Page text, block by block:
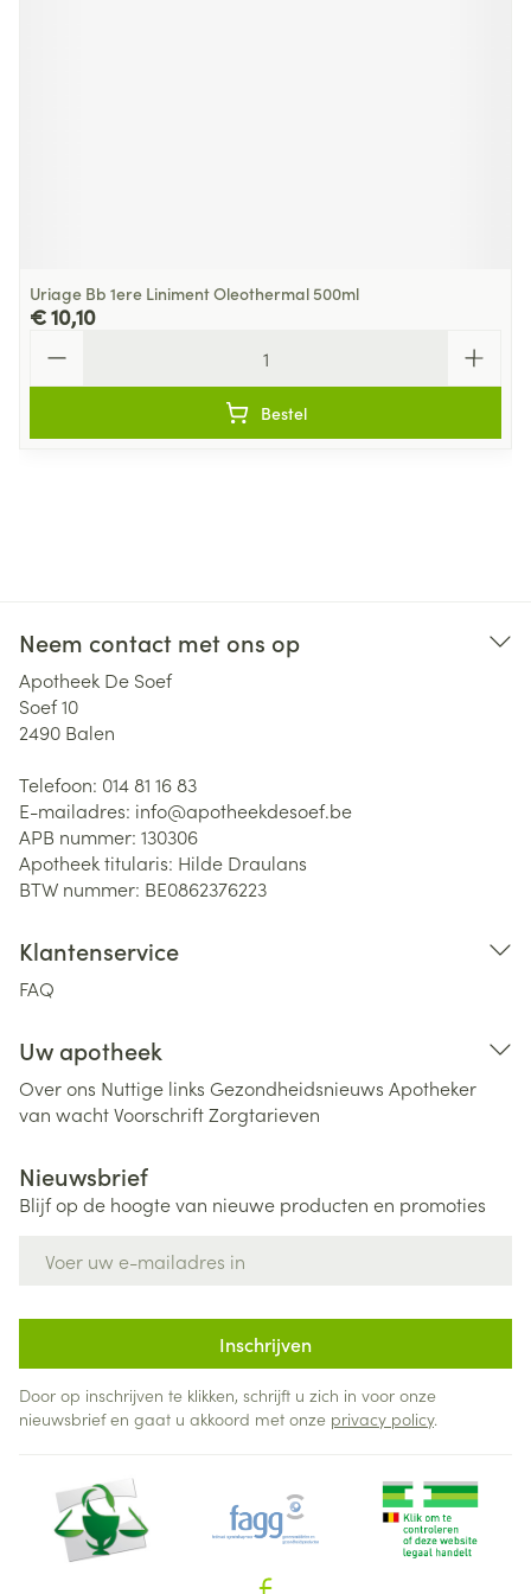
Uriage Bb 1ere Liniment Oleothermal 500ml
€ 10,10
Bestel
Neem contact met ons op
Apotheek De Soef
Soef 10
2490 Balen
Telefoon: 014 81 16 83
E-mailadres: info@apotheekdesoef.be
APB nummer: 130306
Apotheek titularis: Hilde Draulans
BTW nummer: BE0862376223
Klantenservice
FAQ
Uw apotheek
Over ons Nuttige links Gezondheidsnieuws Apotheker
van wachtVoorschriftZorgtarieven
Nieuwsbrief
Blijf op de hoogte van nieuwe producten en promoties
Inschrijven
Door op inschrijven te klikken, schrijft u zich in voor onze
nieuwsbrief en gaat u akkoord met onze privacy policy.